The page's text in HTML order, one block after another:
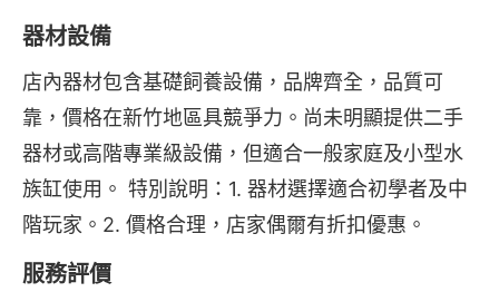
器材設備
店內器材包含基礎飼養設備，品牌齊全，品質可
靠，價格在新竹地區具競爭力。尚未明顯提供二手
器材或高階專業級設備，但適合一般家庭及小型水
族缸使用。 特別說明：1. 器材選擇適合初學者及中
階玩家。2. 價格合理，店家偶爾有折扣優惠。
服務評價